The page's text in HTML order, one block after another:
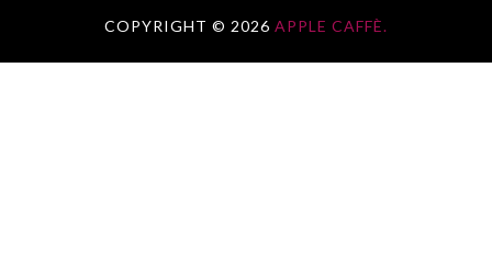
COPYRIGHT © 2026 APPLE CAFFÈ.